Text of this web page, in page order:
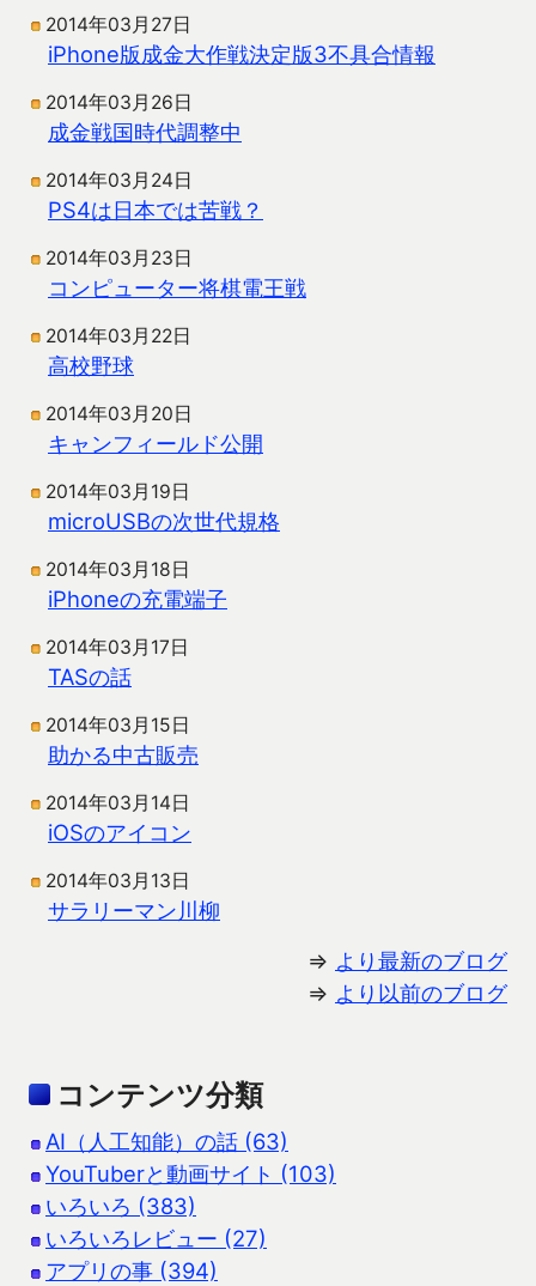
2014年03月27日
iPhone版成金大作戦決定版3不具合情報
2014年03月26日
成金戦国時代調整中
2014年03月24日
PS4は日本では苦戦？
2014年03月23日
コンピューター将棋電王戦
2014年03月22日
高校野球
2014年03月20日
キャンフィールド公開
2014年03月19日
microUSBの次世代規格
2014年03月18日
iPhoneの充電端子
2014年03月17日
TASの話
2014年03月15日
助かる中古販売
2014年03月14日
iOSのアイコン
2014年03月13日
サラリーマン川柳
⇒ より最新のブログ
⇒ より以前のブログ
コンテンツ分類
AI（人工知能）の話 (63)
YouTuberと動画サイト (103)
いろいろ (383)
いろいろレビュー (27)
アプリの事 (394)